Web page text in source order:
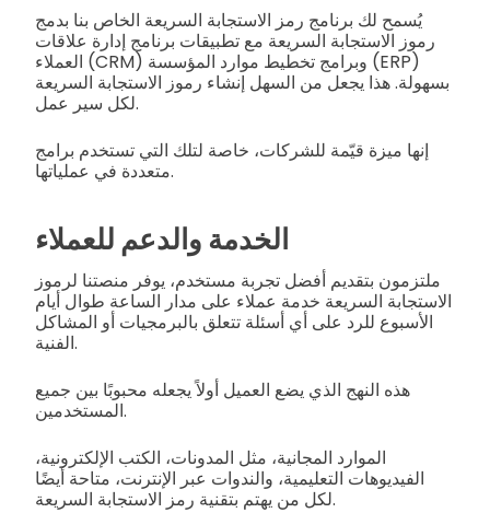
يُسمح لك برنامج رمز الاستجابة السريعة الخاص بنا بدمج
رموز الاستجابة السريعة مع تطبيقات برنامج إدارة علاقات
العملاء (CRM) وبرامج تخطيط موارد المؤسسة (ERP)
بسهولة. هذا يجعل من السهل إنشاء رموز الاستجابة السريعة
لكل سير عمل.
إنها ميزة قيّمة للشركات، خاصة لتلك التي تستخدم برامج
متعددة في عملياتها.
الخدمة والدعم للعملاء
ملتزمون بتقديم أفضل تجربة مستخدم، يوفر منصتنا لرموز
الاستجابة السريعة خدمة عملاء على مدار الساعة طوال أيام
الأسبوع للرد على أي أسئلة تتعلق بالبرمجيات أو المشاكل
الفنية.
هذه النهج الذي يضع العميل أولاً يجعله محبوبًا بين جميع
المستخدمين.
الموارد المجانية، مثل المدونات، الكتب الإلكترونية،
الفيديوهات التعليمية، والندوات عبر الإنترنت، متاحة أيضًا
لكل من يهتم بتقنية رمز الاستجابة السريعة.